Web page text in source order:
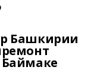
Башкирии